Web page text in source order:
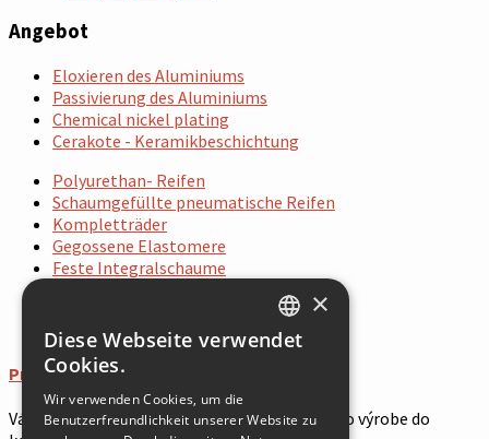
Angebot
Eloxieren des Aluminiums
Passivierung des Aluminiums
Chemical nickel plating
Cerakote - Keramikbeschichtung
Polyurethan- Reifen
Schaumgefüllte pneumatische Reifen
Kompletträder
Gegossene Elastomere
Feste Integralschaume
2
Prevádzka do konca roka 2024
Vážení zákazníci, radi by sme Vás informovali o výrobe do
SLOVAK
ENGLISH
×
Diese Webseite verwendet
Cookies.
Wir verwenden Cookies, um die
Benutzerfreundlichkeit unserer Website zu